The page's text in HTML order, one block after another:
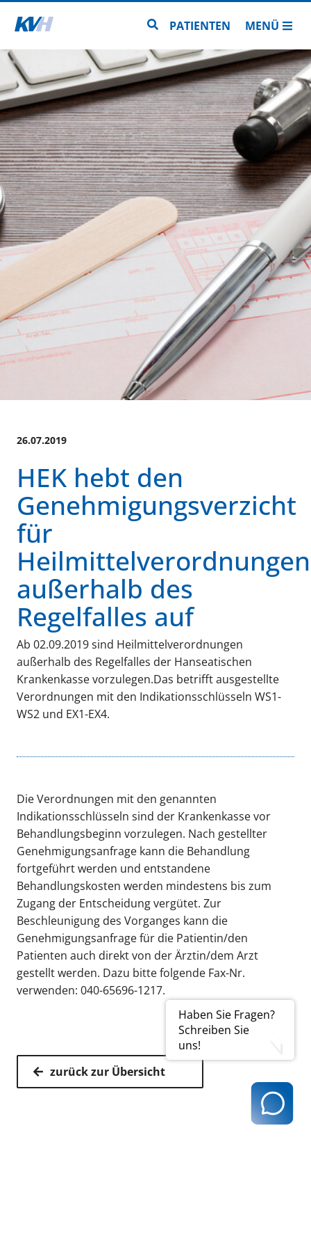
Zur Startseite Zur Seitensuche
PATIENTEN MENÜ
Haben Sie Fragen?
Schreiben Sie
uns!
26.07.2019
HEK hebt den
Genehmigungsverzicht
für
Heilmittelverordnungen
außerhalb des
Regelfalles auf
Ab 02.09.2019 sind Heilmittelverordnungen
außerhalb des Regelfalles der Hanseatischen
Krankenkasse vorzulegen.Das betrifft ausgestellte
Verordnungen mit den Indikationsschlüsseln WS1-
WS2 und EX1-EX4.
Die Verordnungen mit den genannten
Indikationsschlüsseln sind der Krankenkasse vor
Behandlungsbeginn vorzulegen. Nach gestellter
Genehmigungsanfrage kann die Behandlung
fortgeführt werden und entstandene
Behandlungskosten werden mindestens bis zum
Zugang der Entscheidung vergütet. Zur
Beschleunigung des Vorganges kann die
Genehmigungsanfrage für die Patientin/den
Patienten auch direkt von der Ärztin/dem Arzt
gestellt werden. Dazu bitte folgende Fax-Nr.
verwenden: 040-65696-1217.
zurück zur Übersicht